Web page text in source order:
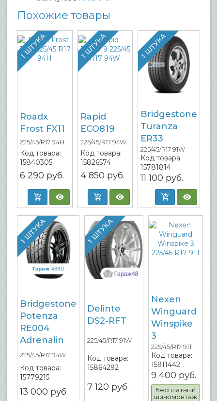
Похожие товары
1 ШТУКА
Roadx
Frost FX11
225/45/R17 94H
Код товара:
15840305
6 290 руб.
1 ШТУКА
Rapid
ECO819
225/45/R17 94W
Код товара:
15826574
4 850 руб.
1 ШТУКА
Bridgestone
Turanza
ER33
225/45/R17 91W
Код товара:
15781814
11 100 руб.
1 ШТУКА
Bridgestone
Potenza
RE004
Adrenalin
225/45/R17 94W
Код товара:
15779215
13 000 руб.
1 ШТУКА
Delinte
DS2-RFT
225/45/R17 91W
Код товара:
15864292
7 120 руб.
Nexen
Winguard
Winspike
3
225/45/R17 91T
Код товара:
15911442
9 400 руб.
Бесплатный
шиномонтаж